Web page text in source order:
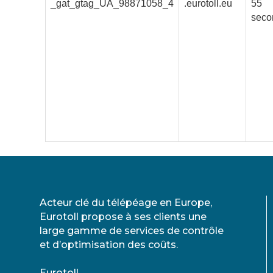
_gat_gtag_UA_98871058_4 .eurotoll.eu
55
Acteur clé du télépéage en Europe,
Eurotoll propose à ses clients une
large gamme de services de contrôle
et d’optimisation des coûts.